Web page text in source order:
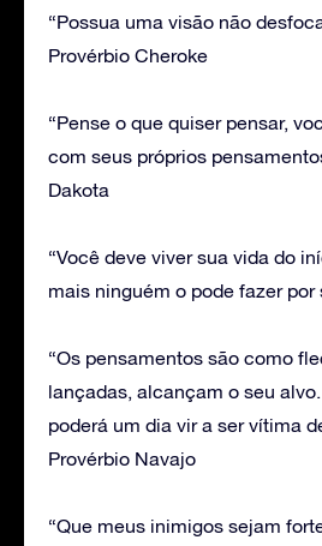
“Possua uma visão não
Provérbio Cheroke
“Pense o que quiser pensar,
com seus próprios
Dakota
“Você deve viver sua vida do
mais ninguém o pode fazer por
“Os pensamentos são como
lançadas, alcançam o seu
poderá um dia vir a ser vítima
Provérbio Navajo
“Que meus inimigos sejam